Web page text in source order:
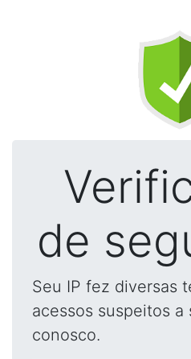
de
Seu IP fez diversas
acessos suspeitos a
conosco.